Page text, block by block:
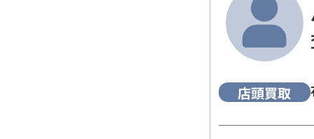
店頭買取